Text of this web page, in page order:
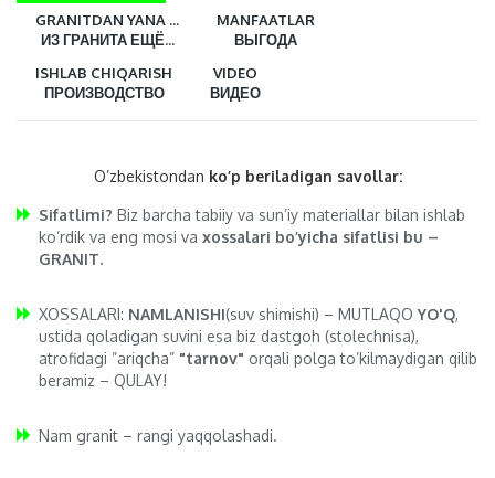
GRANITDAN YANA ...
ИЗ ГРАНИТА ЕЩЁ...
MANFAATLAR
ВЫГОДА
ISHLAB CHIQARISH
ПРОИЗВОДСТВО
VIDEO
ВИДЕО
O’zbekistondan ko’p beriladigan savollar:
Sifatlimi? Biz barcha tabiiy va sun’iy materiallar bilan ishlab
ko’rdik va eng mosi va xossalari bo’yicha sifatlisi bu –
GRANIT.
XOSSALARI: NAMLANISHI(suv shimishi) – MUTLAQOYO'Q,
ustida qoladigan suvini esa biz dastgoh (stolechnisa),
atrofidagi ”ariqcha” "tarnov" orqali polga to’kilmaydigan qilib
beramiz – QULAY!
Nam granit – rangi yaqqolashadi.